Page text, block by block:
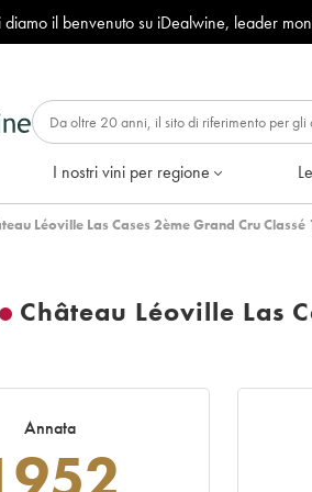
diamo il benvenuto su iDealwine, leader
I nostri vini per regione
Léoville Las Cases 2ème Grand Cru
Château Léoville Las
Annata